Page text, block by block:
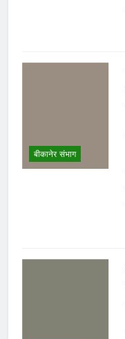
बीकानेर संभाग